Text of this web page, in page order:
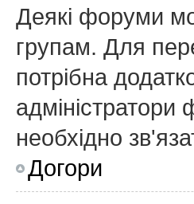
Деякі форуми
групам. Для
потрібна
необхідно
Догори